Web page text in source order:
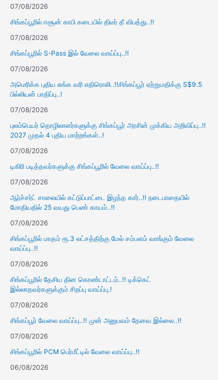
07/08/2026
சிங்கப்பூரில் ஈசூன் காபி கடையில் திடீர் தீ விபத்து..!!
07/08/2026
சிங்கப்பூரில் S-Pass இல் வேலை வாய்ப்பு..!!
07/08/2026
அமெரிக்க புதிய சுங்க வரி எதிரொலி..!!சிங்கப்பூர் ஏற்றுமதிக்கு S$9.5
பில்லியன் பாதிப்பு..!
07/08/2026
புலம்பெயர் தொழிலாளர்களுக்கு சிங்கப்பூர் அரசின் முக்கிய அறிவிப்பு..!!
2027 முதல் 4 புதிய மாற்றங்கள்..!
07/08/2026
டிகிரி படித்தவர்களுக்கு சிங்கப்பூரில் வேலை வாய்ப்பு..!!
07/08/2026
ஆர்ச்சர்ட் சாலையில் கட்டுப்பாட்டை இழந்த கார்..!! நடைபாதையில்
மோதியதில் 25 வயது பெண் காயம்..!!
07/08/2026
சிங்கப்பூரில் மாதம் ரூ.3 லட்சத்திற்கு மேல் சம்பளம் வாங்கும் வேலை
வாய்ப்பு..!!
07/08/2026
சிங்கப்பூரில் தேசிய தின கொண்டாட்டம்..!! டிக்கெட்
இல்லாதவர்களுக்கும் சிறப்பு வாய்ப்பு.!
07/08/2026
சிங்கப்பூர் வேலை வாய்ப்பு..!! முன் அனுபவம் தேவை இல்லை..!!
07/08/2026
சிங்கப்பூரில் PCM பெர்மீட்டில் வேலை வாய்ப்பு..!!
06/08/2026